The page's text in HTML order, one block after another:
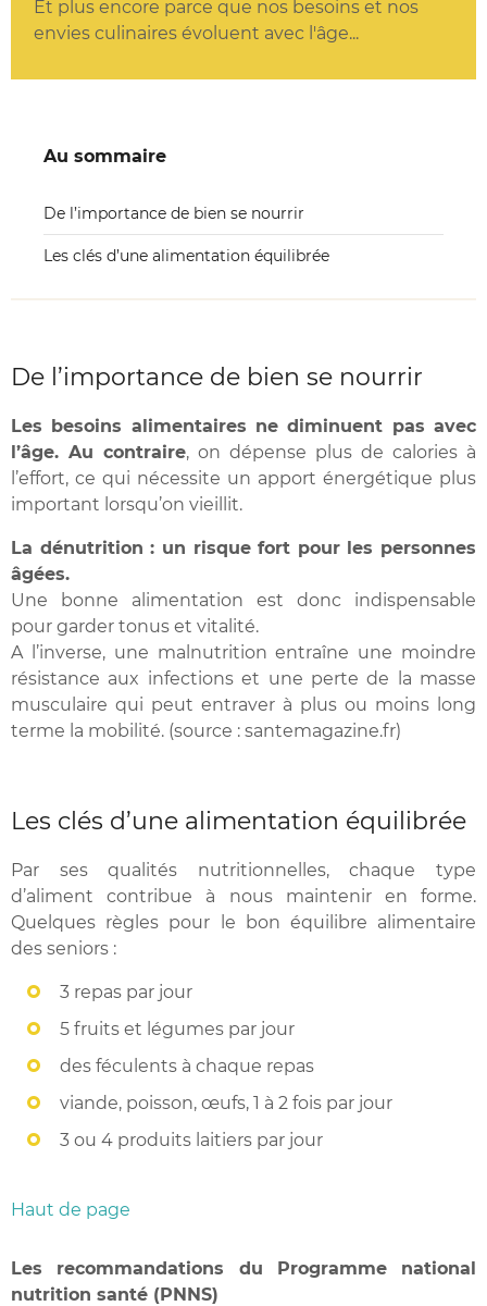
Et plus encore parce que nos besoins et nos
envies culinaires évoluent avec l'âge...
Au sommaire
De l’importance de bien se nourrir
Les clés d’une alimentation équilibrée
De l’importance de bien se nourrir
Les besoins alimentaires ne diminuent pas avec
l’âge. Au contraire, on dépense plus de calories à
l’effort, ce qui nécessite un apport énergétique plus
important lorsqu’on vieillit.
La dénutrition : un risque fort pour les personnes
âgées.
Une bonne alimentation est donc indispensable
pour garder tonus et vitalité.
A l’inverse, une malnutrition entraîne une moindre
résistance aux infections et une perte de la masse
musculaire qui peut entraver à plus ou moins long
terme la mobilité. (source : santemagazine.fr)
Les clés d’une alimentation équilibrée
Par ses qualités nutritionnelles, chaque type
d’aliment contribue à nous maintenir en forme.
Quelques règles pour le bon équilibre alimentaire
des seniors :
3 repas par jour
5 fruits et légumes par jour
des féculents à chaque repas
viande, poisson, œufs, 1 à 2 fois par jour
3 ou 4 produits laitiers par jour
Haut de page
Les recommandations du Programme national
nutrition santé (PNNS)